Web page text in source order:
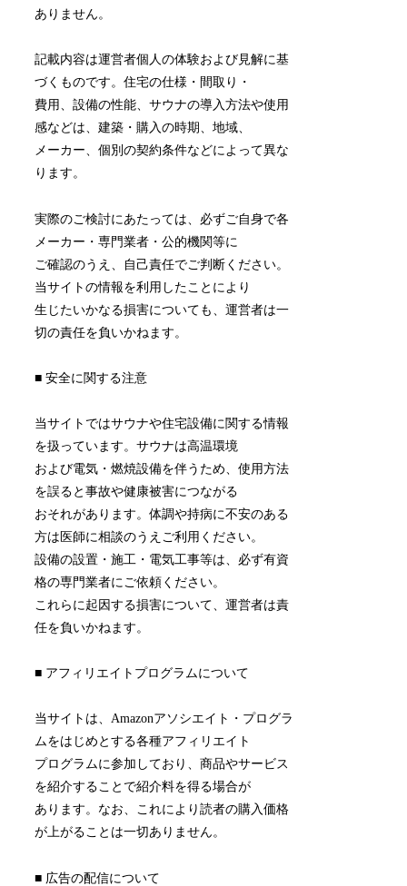
ありません。
記載内容は運営者個人の体験および見解に基
づくものです。住宅の仕様・間取り・
費用、設備の性能、サウナの導入方法や使用
感などは、建築・購入の時期、地域、
メーカー、個別の契約条件などによって異な
ります。
実際のご検討にあたっては、必ずご自身で各
メーカー・専門業者・公的機関等に
ご確認のうえ、自己責任でご判断ください。
当サイトの情報を利用したことにより
生じたいかなる損害についても、運営者は一
切の責任を負いかねます。
■ 安全に関する注意
当サイトではサウナや住宅設備に関する情報
を扱っています。サウナは高温環境
および電気・燃焼設備を伴うため、使用方法
を誤ると事故や健康被害につながる
おそれがあります。体調や持病に不安のある
方は医師に相談のうえご利用ください。
設備の設置・施工・電気工事等は、必ず有資
格の専門業者にご依頼ください。
これらに起因する損害について、運営者は責
任を負いかねます。
■ アフィリエイトプログラムについて
当サイトは、Amazonアソシエイト・プログラ
ムをはじめとする各種アフィリエイト
プログラムに参加しており、商品やサービス
を紹介することで紹介料を得る場合が
あります。なお、これにより読者の購入価格
が上がることは一切ありません。
■ 広告の配信について